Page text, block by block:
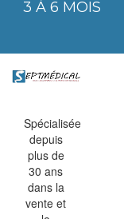
3 À 6 MOIS
Spécialisée
depuis
plus de
30 ans
dans la
vente et